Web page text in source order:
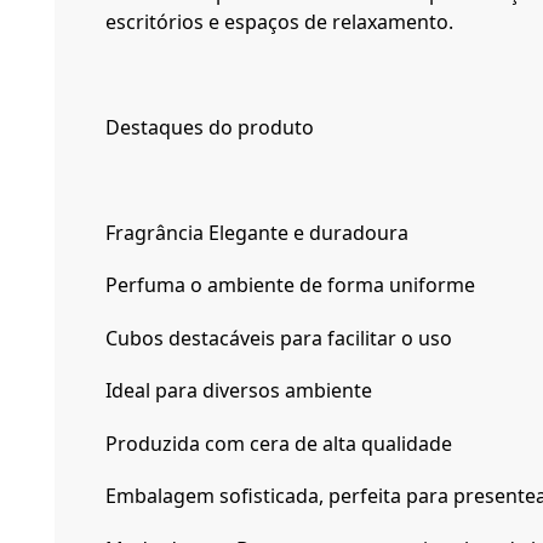
escritórios e espaços de relaxamento.
Destaques do produto
Fragrância Elegante e duradoura
Perfuma o ambiente de forma uniforme
Cubos destacáveis para facilitar o uso
Ideal para diversos ambiente
Produzida com cera de alta qualidade
Embalagem sofisticada, perfeita para